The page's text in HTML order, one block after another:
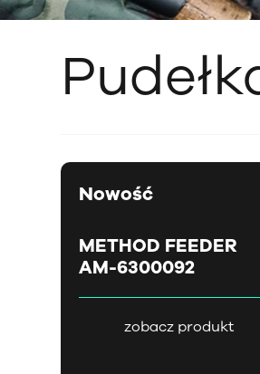
Nowość
METHOD FEEDER
AM-6300092
zobacz produkt